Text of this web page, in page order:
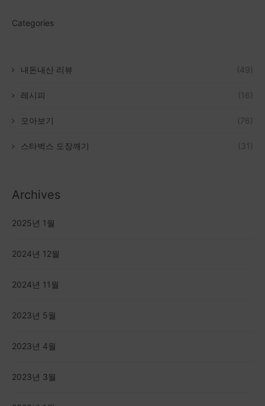
Categories
내돈내산 리뷰 (49)
레시피 (16)
모아보기 (76)
스타벅스 도장깨기 (31)
Archives
2025년 1월
2024년 12월
2024년 11월
2023년 5월
2023년 4월
2023년 3월